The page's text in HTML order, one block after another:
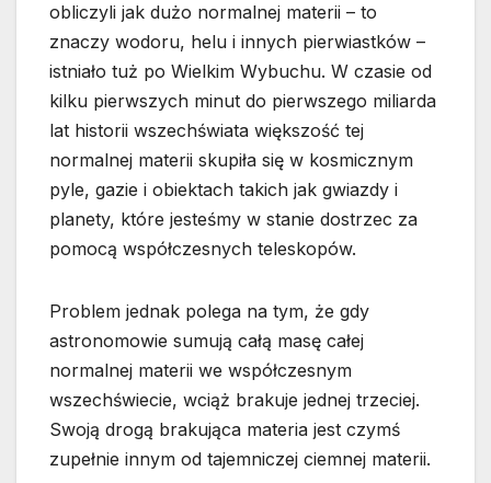
obliczyli jak dużo normalnej materii – to
znaczy wodoru, helu i innych pierwiastków –
istniało tuż po Wielkim Wybuchu. W czasie od
kilku pierwszych minut do pierwszego miliarda
lat historii wszechświata większość tej
normalnej materii skupiła się w kosmicznym
pyle, gazie i obiektach takich jak gwiazdy i
planety, które jesteśmy w stanie dostrzec za
pomocą współczesnych teleskopów.
Problem jednak polega na tym, że gdy
astronomowie sumują całą masę całej
normalnej materii we współczesnym
wszechświecie, wciąż brakuje jednej trzeciej.
Swoją drogą brakująca materia jest czymś
zupełnie innym od tajemniczej ciemnej materii.